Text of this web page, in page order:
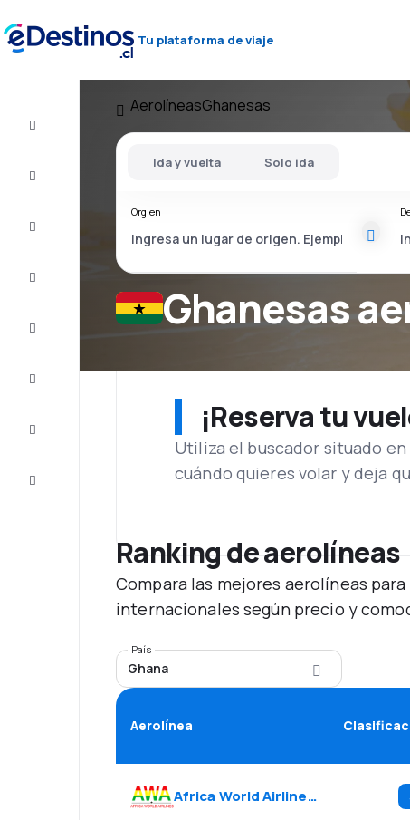
Tu plataforma de viaje
Completa
AerolíneasGhanesas
Ghanesas
Ida y vuelta Solo ida
Orgien
¡Reserva tu
Utiliza el buscador situado
cuándo quieres volar y deja
Ranking de aerolíneas
Compara las mejores aerolíneas
internacionales según precio y
País
Ghana
Aerolínea
Africa World Airlines(